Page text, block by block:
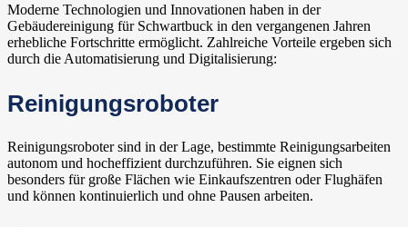
Moderne Technologien und Innovationen haben in der
Gebäudereinigung für Schwartbuck in den vergangenen Jahren
erhebliche Fortschritte ermöglicht. Zahlreiche Vorteile ergeben sich
durch die Automatisierung und Digitalisierung:
Reinigungsroboter
Reinigungsroboter sind in der Lage, bestimmte Reinigungsarbeiten
autonom und hocheffizient durchzuführen. Sie eignen sich
besonders für große Flächen wie Einkaufszentren oder Flughäfen
und können kontinuierlich und ohne Pausen arbeiten.